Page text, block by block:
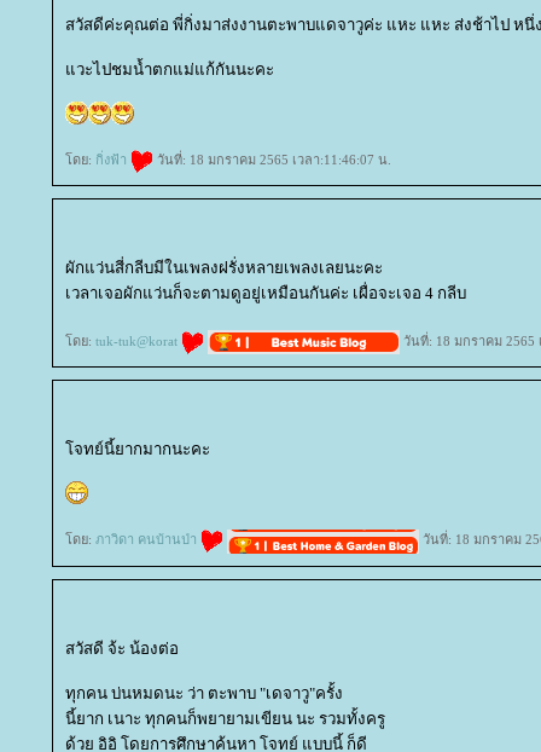
สวัสดีค่ะคุณต่อ พี่กิ่งมาส่งงานตะพาบแดจาวูค่ะ แหะ แหะ ส่งช้าไป หนึ่
วะไปชมน้ำตกแม่แก้กันนะคะ
ดย: กิ่งฟ้า วันที่: 18 มกราคม 2565 เวลา:11:46:07 น.
ผักแว่นสี่กลีบมีในเพลงฝรั่งหลายเพลงเลยนะคะ
เวลาเจอผักแว่นก็จะตามดูอยู่เหมือนกันค่ะ เผื่อจะเจอ 4 กลีบ
ดย: tuk-tuk@korat วันที่: 18 มกราคม 2565
จทย์นี้ยากมากนะคะ
ดย: ภาวิดา คนบ้านป่า วันที่: 18 มกราคม
สวัสดี จ้ะ น้องต่อ
ทุกคน บ่นหมดนะ ว่า ตะพาบ "เดจาวู"ครั้ง
นี้ยาก เนาะ ทุกคนก็พยายามเขียน นะ รวมทั้งครู
ด้วย อิอิ โดยการศึกษาค้นหา โจทย์ แบบนี้ ก็ดี